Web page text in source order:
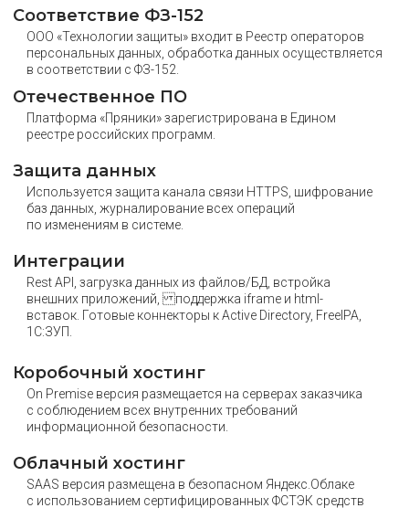
Соответствие ФЗ-152
ООО «Технологии защиты» входит в Реестр операторов
персональных данных, обработка данных осуществляется
в соответствии с ФЗ-152.
Отечественное ПО
Платформа «Пряники» зарегистрирована в Едином
реестре российских программ.
Защита данных
Используется защита канала связи HTTPS, шифрование
баз данных, журналирование всех операций
по изменениям в системе.
Интеграции
Rest API, загрузка данных из файлов/БД, встройка
внешних приложений, поддержка iframe и html-
вставок. Готовые коннекторы к Active Directory, FreeIPA,
1С:ЗУП.
Коробочный хостинг
On Premise версия размещается на серверах заказчика
с соблюдением всех внутренних требований
информационной безопасности.
Облачный хостинг
SAAS версия размещена в безопасном Яндекс.Облаке
с использованием сертифицированных ФСТЭК средств